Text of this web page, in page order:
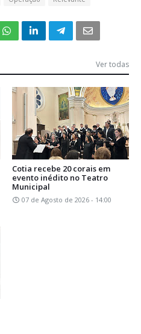
Ver todas
Cotia recebe 20 corais em
evento inédito no Teatro
Municipal
07 de Agosto de 2026 - 14:00